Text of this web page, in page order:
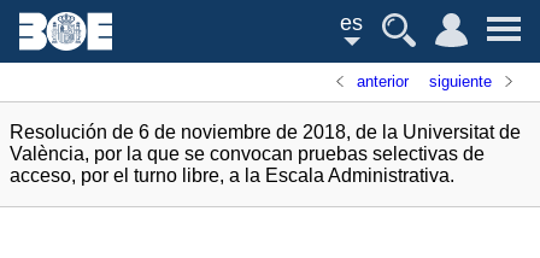
es
anterior siguiente
Resolución de 6 de noviembre de 2018, de la Universitat de
València, por la que se convocan pruebas selectivas de
acceso, por el turno libre, a la Escala Administrativa.